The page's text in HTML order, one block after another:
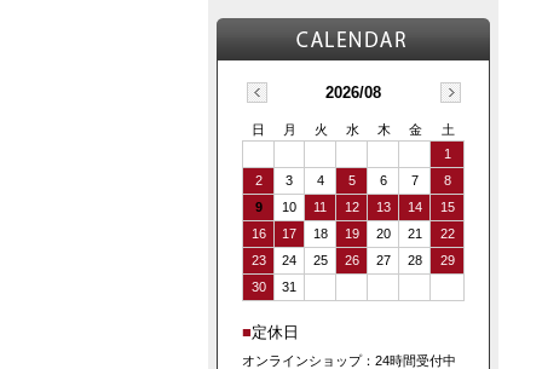
2026/08
日 月 火 水 木 金
土
1
2
3 4 5 6 7
8
9
10 11 12 13 14
15
16
17 18 19 20 21
22
23
24 25 26 27 28
29
30
31
■定休日
オンラインショップ：24時間受付中